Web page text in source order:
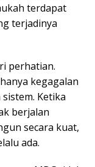
terdapat
terjadinya
perhatian.
kegagalan
Ketika
berjalan
secara kuat,
ada.